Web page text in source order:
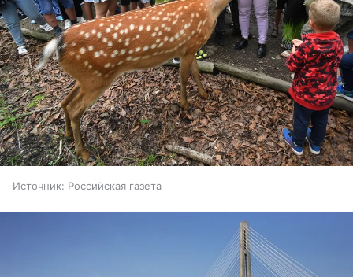
Источник: Российская газета